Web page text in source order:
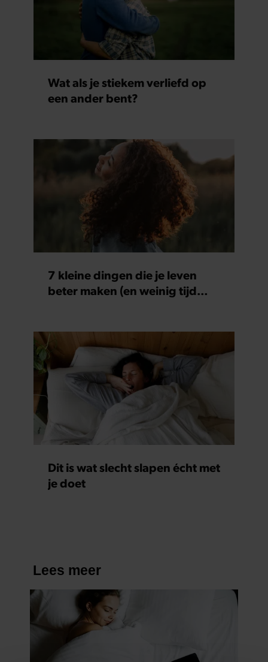
Wat als je stiekem verliefd op
een ander bent?
7 kleine dingen die je leven
beter maken (en weinig tijd
Dit is wat slecht slapen écht met
je doet